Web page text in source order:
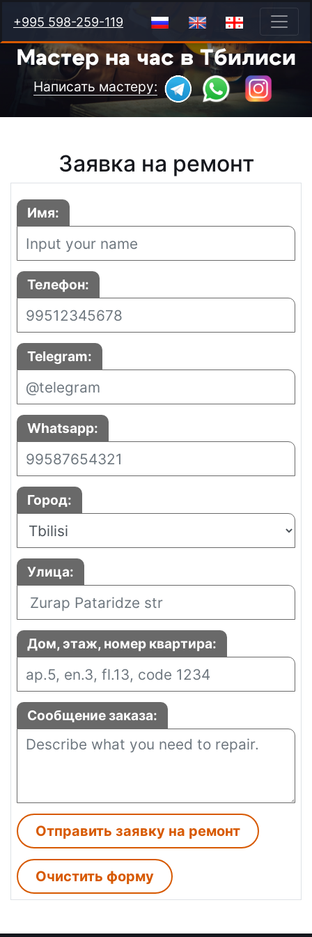
+995 598-259-119
Мастер на час в Тбилиси
Написать мастеру:
Заявка на ремонт
Имя:
Телефон:
Telegram:
Whatsapp:
Город:
Улица:
Дом, этаж, номер квартира:
Сообщение заказа:
Отправить заявку на ремонт
Oчистить форму